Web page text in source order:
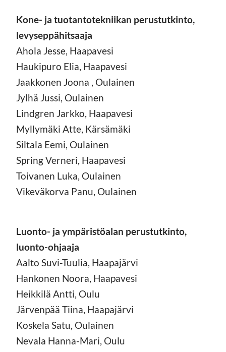
Kone- ja tuotantotekniikan perustutkinto,
levyseppähitsaaja
Ahola Jesse, Haapavesi
Haukipuro Elia, Haapavesi
Jaakkonen Joona , Oulainen
Jylhä Jussi, Oulainen
Lindgren Jarkko, Haapavesi
Myllymäki Atte, Kärsämäki
Siltala Eemi, Oulainen
Spring Verneri, Haapavesi
Toivanen Luka, Oulainen
Vikeväkorva Panu, Oulainen
Luonto- ja ympäristöalan perustutkinto,
luonto-ohjaaja
Aalto Suvi-Tuulia, Haapajärvi
Hankonen Noora, Haapavesi
Heikkilä Antti, Oulu
Järvenpää Tiina, Haapajärvi
Koskela Satu, Oulainen
Nevala Hanna-Mari, Oulu